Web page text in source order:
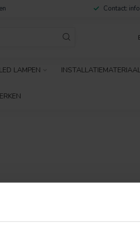
Contact:
LED LAMPEN
GEEN PRODUCTEN